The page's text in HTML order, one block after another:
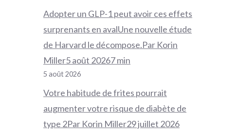
Adopter un GLP-1 peut avoir ces effets
surprenants en avalUne nouvelle étude
de Harvard le décompose.Par Korin
Miller5 août 20267 min
5 août 2026
Votre habitude de frites pourrait
augmenter votre risque de diabète de
type 2Par Korin Miller29 juillet 2026